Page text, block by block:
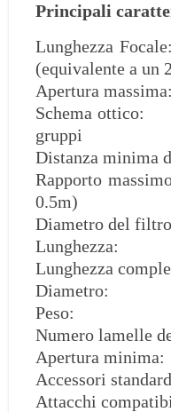
Principali
(equivalente a un
Apertura
Schema
gruppi
Distanza
Rapporto
0.5m)
Lunghezza
Numero
Accessori
Attacchi